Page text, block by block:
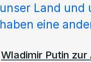
unser Land und
haben eine
Wladimir Putin